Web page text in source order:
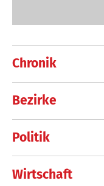
Chronik
Bezirke
Politik
Wirtschaft